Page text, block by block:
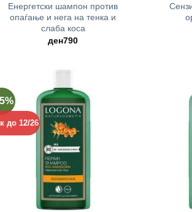
Енергетски шампон против
опаѓање и нега на тенка и
слаба коса
ден790
до 12/26